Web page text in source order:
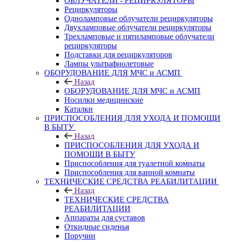
Рециркуляторы
Одноламповые облучатели рециркуляторы
Двухламповые облучатели рециркуляторы
Трехламповые и пятиламповые облучатели
рециркуляторы
Подставки для рециркуляторов
Лампы ультрафиолетовые
ОБОРУДОВАНИЕ ДЛЯ МЧС и АСМП
Назад
ОБОРУДОВАНИЕ ДЛЯ МЧС и АСМП
Носилки медицинские
Каталки
ПРИСПОСОБЛЕНИЯ ДЛЯ УХОДА И ПОМОЩИ
В БЫТУ
Назад
ПРИСПОСОБЛЕНИЯ ДЛЯ УХОДА И
ПОМОЩИ В БЫТУ
Приспособления для туалетной комнаты
Приспособления для ванной комнаты
ТЕХНИЧЕСКИЕ СРЕДСТВА РЕАБИЛИТАЦИИ
Назад
ТЕХНИЧЕСКИЕ СРЕДСТВА
РЕАБИЛИТАЦИИ
Аппараты для суставов
Откидные сиденья
Поручни